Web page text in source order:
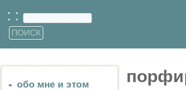
: :
обо мне и этом